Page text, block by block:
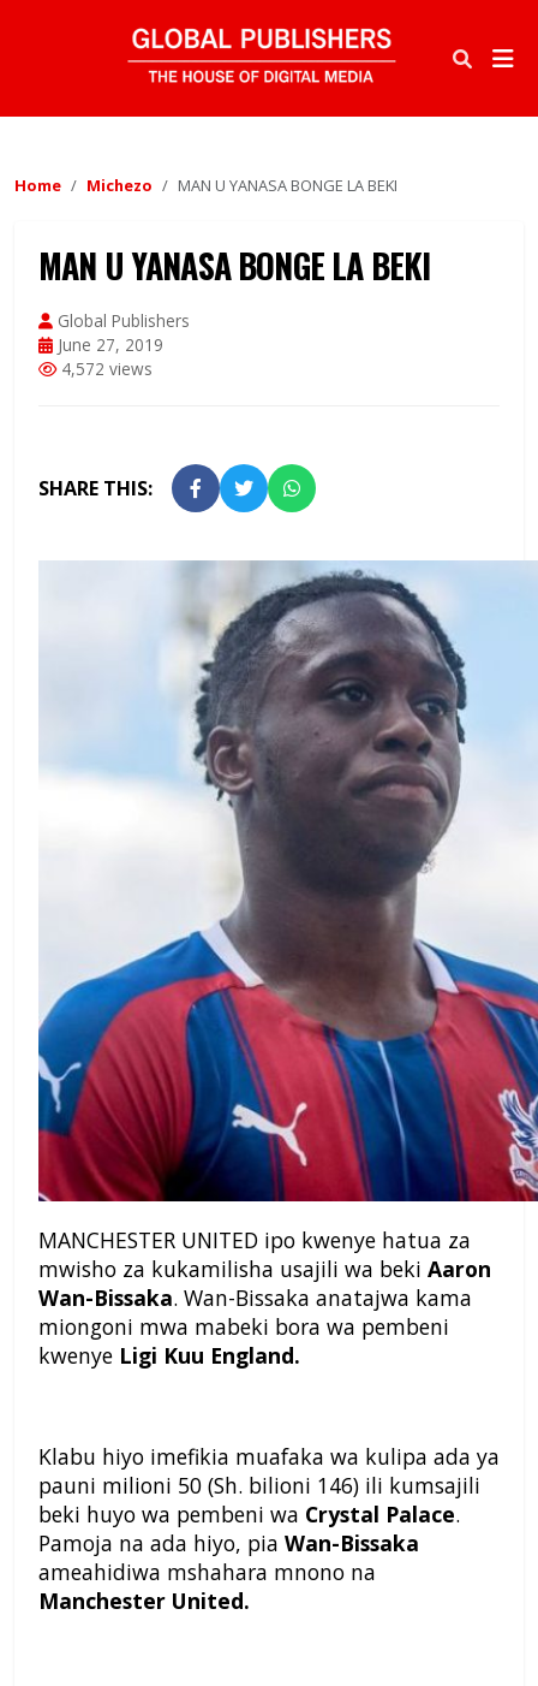
Home Michezo MAN U YANASA BONGE LA BEKI
MAN U YANASA BONGE LA BEKI
Global Publishers
June 27, 2019
4,572 views
SHARE THIS:
MANCHESTER UNITED ipo kwenye hatua za
mwisho za kukamilisha usajili wa beki Aaron
Wan-Bissaka. Wan-Bissaka anatajwa kama
miongoni mwa mabeki bora wa pembeni
kwenye Ligi Kuu England.
Klabu hiyo imefikia muafaka wa kulipa ada ya
pauni milioni 50 (Sh. bilioni 146) ili kumsajili
beki huyo wa pembeni wa Crystal Palace.
Pamoja na ada hiyo, pia Wan-Bissaka
ameahidiwa mshahara mnono na
Manchester United.